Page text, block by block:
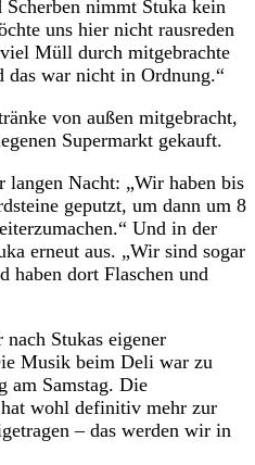
nimmt Stuka kein
uns hier nicht rausreden
Müll durch mitgebrachte
das war nicht in Ordnung.“
von außen mitgebracht,
Supermarkt gekauft.
Nacht: „Wir haben bis
geputzt, um dann um 8
Und in der
erneut aus. „Wir sind sogar
haben dort Flaschen und
Stukas eigener
Musik beim Deli war zu
am Samstag. Die
wohl definitiv mehr zur
– das werden wir in